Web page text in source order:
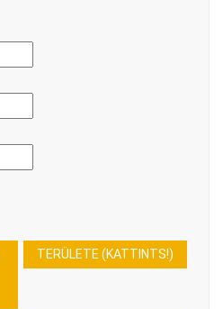
TERÜLETE (KATTINTS!)